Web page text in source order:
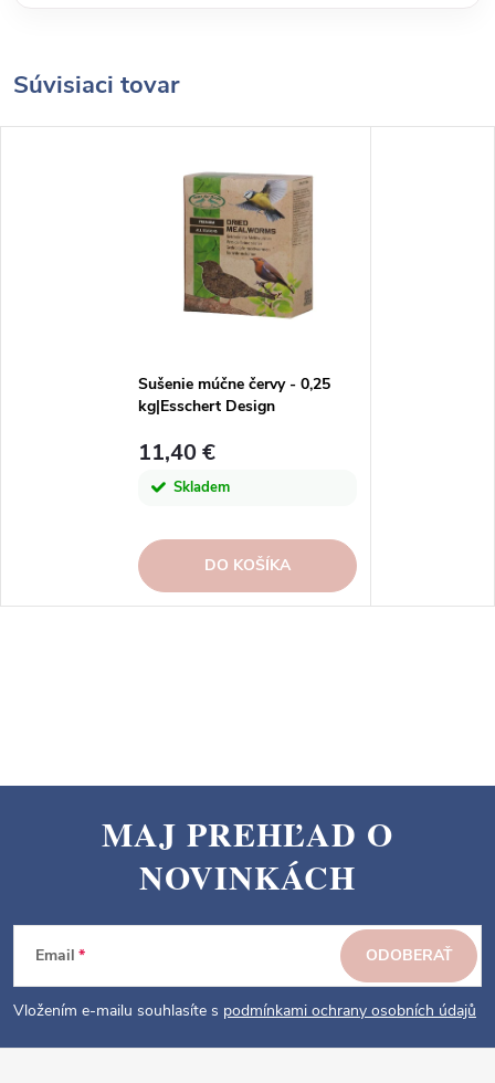
Súvisiaci tovar
Sušenie múčne červy - 0,25
kg|Esschert Design
11,40 €
Skladem
DO KOŠÍKA
p
e
MAJ PREHĽAD O
NOVINKÁCH
Email
Vložením e-mailu souhlasíte s podmínkami ochrany osobních údajů
ODOBERAŤ